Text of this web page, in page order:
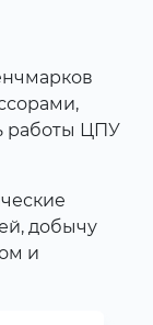
работы ЦПУ
добычу
и